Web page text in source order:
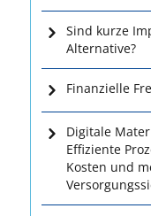
Sind kurze
Alternative?
Finanzielle
Digitale
Effiziente
Kosten und